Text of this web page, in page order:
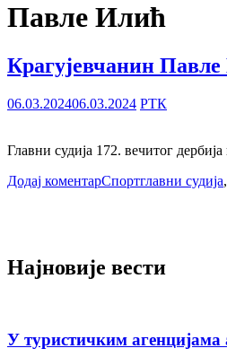
Павле Илић
Крагујевчанин
06.03.202406.03.2024 РТК
Главни судија 172. вечитог
Додај коментарСпортглавни судија,
Најновије вести
У туристичким агенцијама